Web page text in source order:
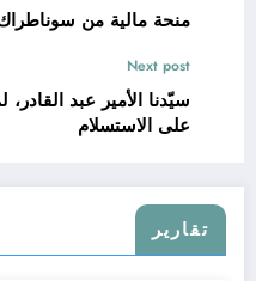
منحة مالية من سوناطراك
Next post
سيّدنا الأمير عبد
على الاستسلام
تقارير